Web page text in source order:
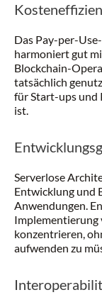
Das Pay-per-
harmoniert gut
Blockchain-
tatsächlich
für Start-ups und
ist.
Serverlose
Entwicklung und
Anwendungen.
Implementierung
konzentrieren,
aufwenden zu